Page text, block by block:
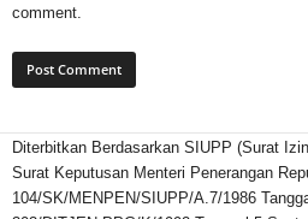
comment.
Diterbitkan Berdasarkan SIUPP (Surat
Surat Keputusan Menteri Penerangan
104/SK/MENPEN/SIUPP/A.7/1986